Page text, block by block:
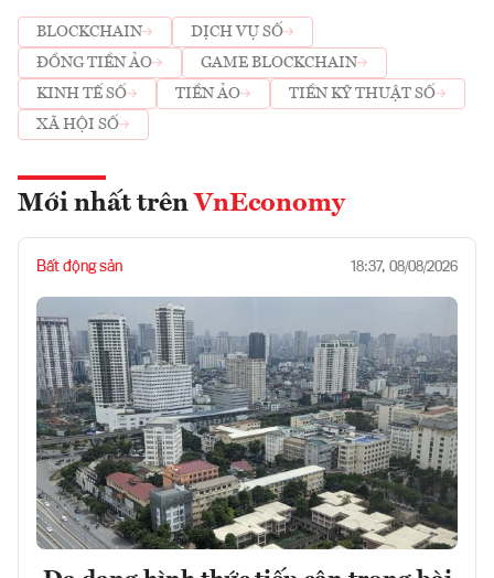
BLOCKCHAIN
DỊCH VỤ SỐ
ĐỒNG TIỀN ẢO
GAME BLOCKCHAIN
KINH TẾ SỐ
TIỀN ẢO
TIỀN KỸ THUẬT SỐ
XÃ HỘI SỐ
Mới nhất trên VnEconomy
Bất động sản 18:37, 08/08/2026